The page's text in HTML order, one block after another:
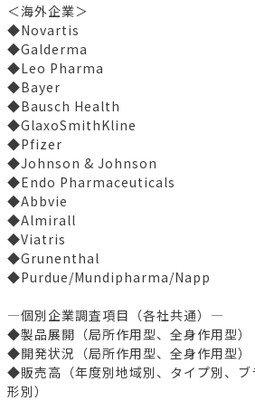
＜海外企業＞
◆Novartis
◆Galderma
◆Leo Pharma
◆Bayer
◆Bausch Health
◆GlaxoSmithKline
◆Pfizer
◆Johnson & Johnson
◆Endo Pharmaceuticals
◆Abbvie
◆Almirall
◆Viatris
◆Grunenthal
◆Purdue/Mundipharma/Napp
―個別企業調査項目（各社共通）―
◆製品展開（局所作用型、全身作用型）
◆開発状況（局所作用型、全身作用型）
◆販売高（年度別地域別、タイプ別、ブ
形別）